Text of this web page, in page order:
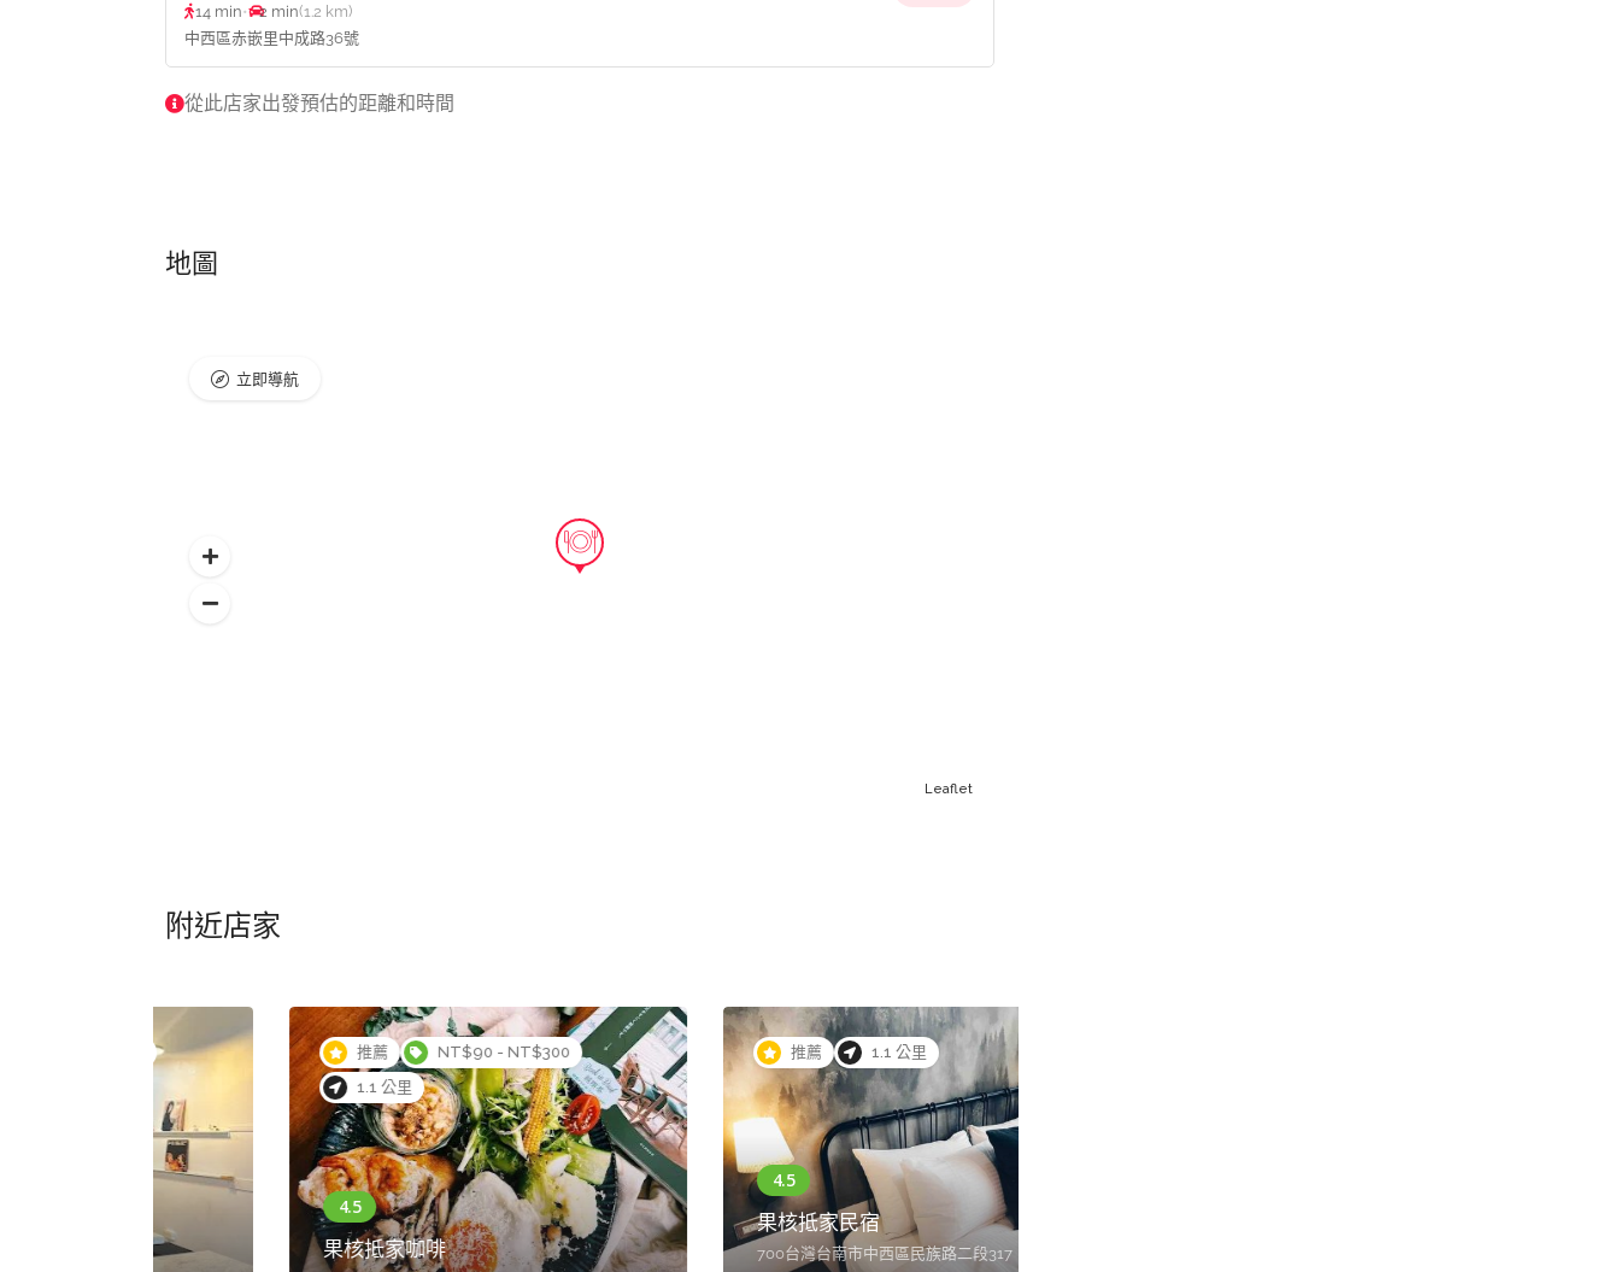
14 min• 2 min(1.2 km)
中西區赤嵌里中成路36號
從此店家出發預估的距離和時間
地圖
Leaflet
立即導航
附近店家
1.1 公里
果核抵家民宿
700台灣台南市中西區民族路二段317
推薦
NT$400 - NT$600
1.4 公里
Second Floor 貳樓台南店
700台灣台南市中西區中華西路二段